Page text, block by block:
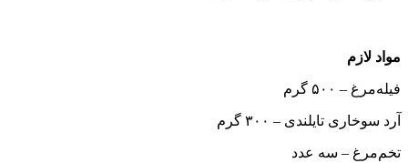
مواد لازم
فیله‌مرغ – ۵۰۰ گرم
آرد سوخاری تایلندی – ۳۰۰ گرم
تخم‌مرغ – سه عدد